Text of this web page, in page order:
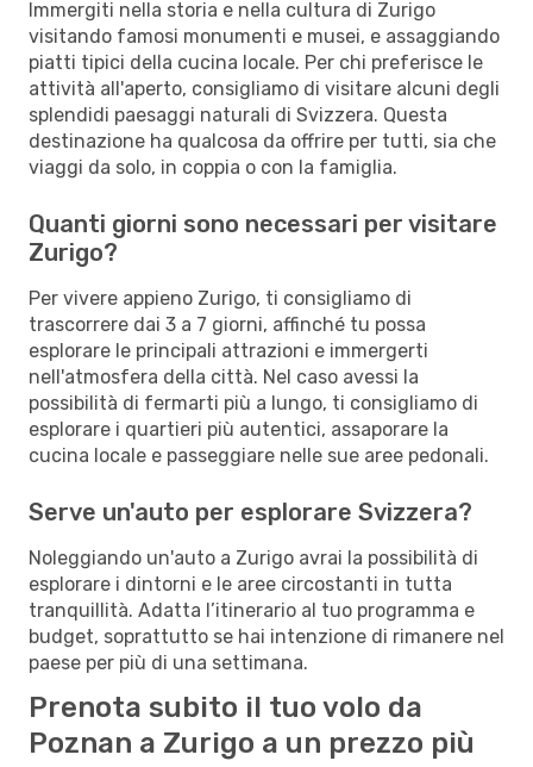
Immergiti nella storia e nella cultura di Zurigo
visitando famosi monumenti e musei, e assaggiando
piatti tipici della cucina locale. Per chi preferisce le
attività all'aperto, consigliamo di visitare alcuni degli
splendidi paesaggi naturali di Svizzera. Questa
destinazione ha qualcosa da offrire per tutti, sia che
viaggi da solo, in coppia o con la famiglia.
Quanti giorni sono necessari per visitare
Zurigo?
Per vivere appieno Zurigo, ti consigliamo di
trascorrere dai 3 a 7 giorni, affinché tu possa
esplorare le principali attrazioni e immergerti
nell'atmosfera della città. Nel caso avessi la
possibilità di fermarti più a lungo, ti consigliamo di
esplorare i quartieri più autentici, assaporare la
cucina locale e passeggiare nelle sue aree pedonali.
Serve un'auto per esplorare Svizzera?
Noleggiando un'auto a Zurigo avrai la possibilità di
esplorare i dintorni e le aree circostanti in tutta
tranquillità. Adatta l’itinerario al tuo programma e
budget, soprattutto se hai intenzione di rimanere nel
paese per più di una settimana.
Prenota subito il tuo volo da
Poznan a Zurigo a un prezzo più